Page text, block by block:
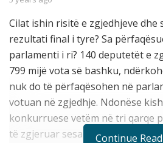
Cilat ishin risitë e zgjedhjeve dhe
rezultati final i tyre? Sa
parlamenti i ri? 140 deputetët e
799 mijë vota së bashku,
nuk do të përfaqësohen në
votuan në zgjedhje. Ndonëse
konkurruese vetëm në tri qarqe
të zgjeruar sesa midis dy partive
Continue